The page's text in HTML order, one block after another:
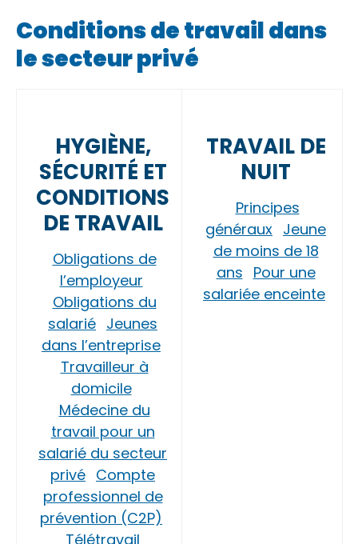
Conditions de travail dans
le secteur privé
HYGIÈNE,
SÉCURITÉ ET
CONDITIONS
DE TRAVAIL
Obligations de
l’employeur
Obligations du
salarié Jeunes
dans l’entreprise
Travailleur à
domicile
Médecine du
travail pour un
salarié du secteur
privé Compte
professionnel de
prévention (C2P)
Télétravail
TRAVAIL DE
NUIT
Principes
généraux Jeune
de moins de 18
ans Pour une
salariée enceinte